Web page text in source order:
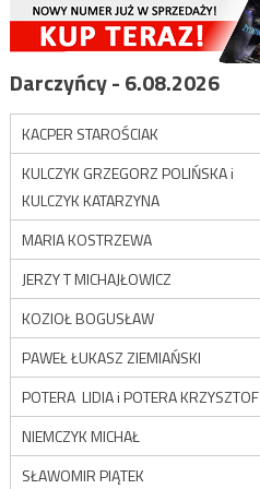
Darczyńcy - 6.08.2026
KACPER STAROŚCIAK
KULCZYK GRZEGORZ POLIŃSKA i
KULCZYK KATARZYNA
MARIA KOSTRZEWA
JERZY T MICHAJŁOWICZ
KOZIOŁ BOGUSŁAW
PAWEŁ ŁUKASZ ZIEMIAŃSKI
POTERA LIDIA i POTERA KRZYSZTOF
NIEMCZYK MICHAŁ
SŁAWOMIR PIĄTEK